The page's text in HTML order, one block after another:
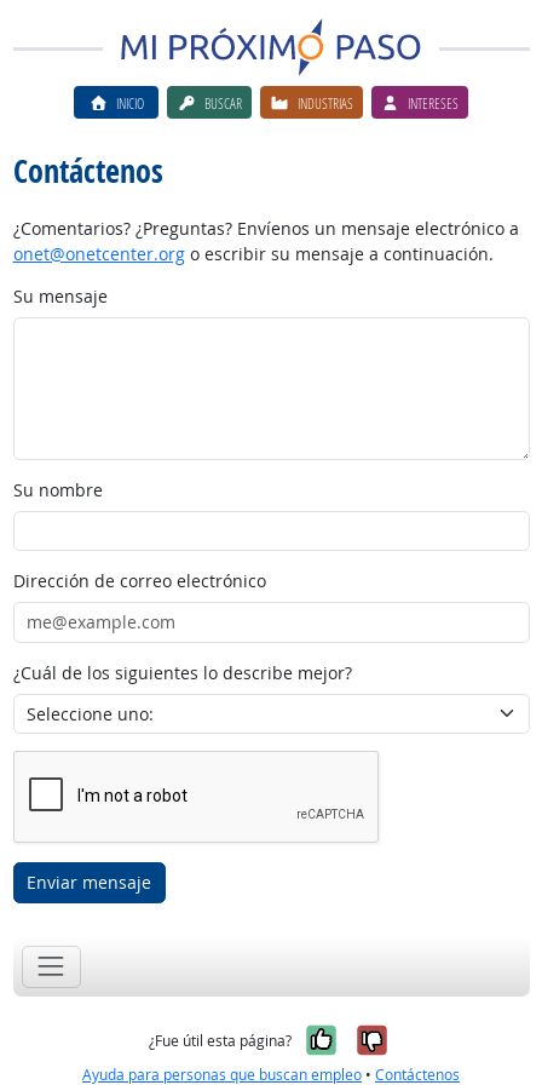
INICIO BUSCAR INDUSTRIAS INTERESES
Contáctenos
¿Comentarios? ¿Preguntas? Envíenos un mensaje electrónico a
onet@onetcenter.orgo escribir su mensaje a continuación.
Su mensaje
Su nombre
Dirección de correo electrónico
¿Cuál de los siguientes lo describe mejor?
Enviar mensaje
¿Fue útil esta página? Sí, fue útil
No, no fue
Ayuda para personas que buscan empleo • Contáctenos